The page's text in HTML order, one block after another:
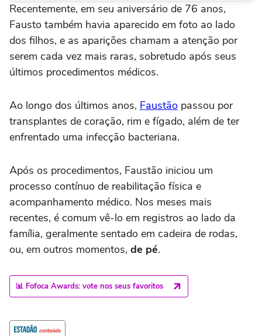
Recentemente, em seu aniversário de 76 anos,
Fausto também havia aparecido em foto ao lado
dos filhos, e as aparições chamam a atenção por
serem cada vez mais raras, sobretudo após seus
últimos procedimentos médicos.
Ao longo dos últimos anos, Faustão passou por
transplantes de coração, rim e fígado, além de ter
enfrentado uma infecção bacteriana.
Após os procedimentos, Faustão iniciou um
processo contínuo de reabilitação física e
acompanhamento médico. Nos meses mais
recentes, é comum vê-lo em registros ao lado da
família, geralmente sentado em cadeira de rodas,
ou, em outros momentos, de pé.
📊 Fofoca Awards: vote nos seus favoritos